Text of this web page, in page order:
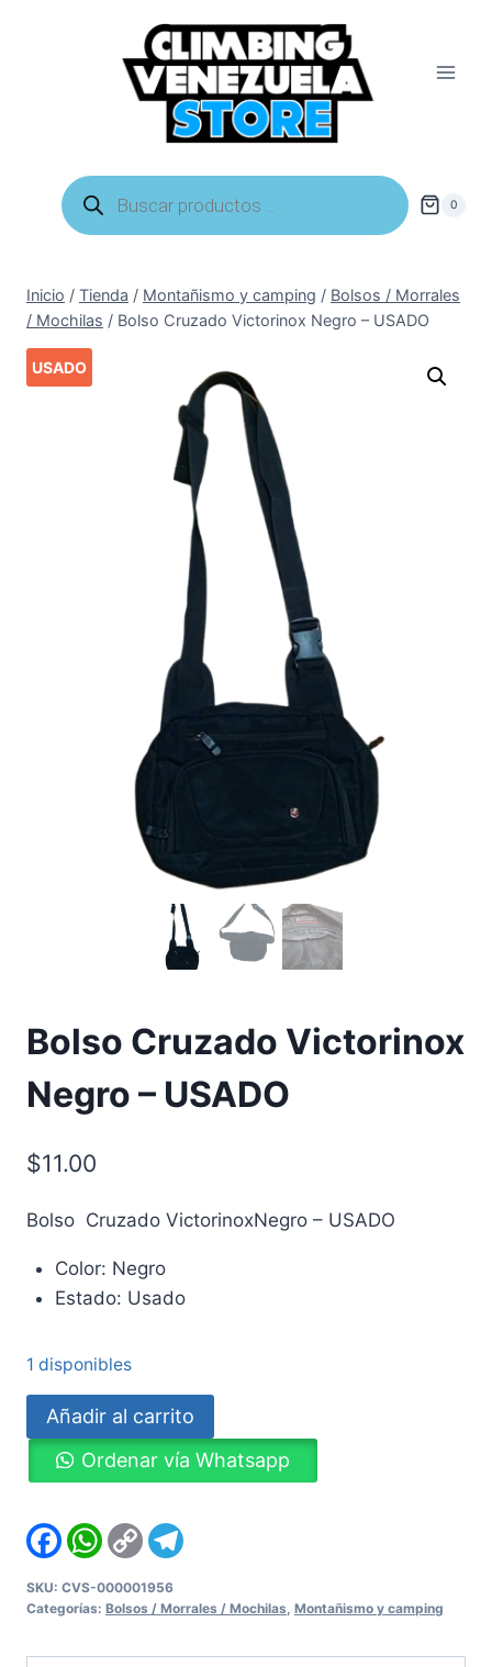
Búsqueda
de
productos
0
Inicio / Tienda / Montañismo y camping / Bolsos / Morrales
/ Mochilas / Bolso Cruzado Victorinox Negro – USADO
USADO
Bolso Cruzado Victorinox
Negro – USADO
$11.00
Bolso Cruzado VictorinoxNegro – USADO
Color: Negro
Estado: Usado
1 disponibles
Bolso
Cruzado
Victorinox
-
USADO
cantidad
Añadir al carrito
Ordenar vía Whatsapp
FacebookWhatsApp
Copy
Link
SKU: CVS-000001956
Categorías: Bolsos / Morrales / Mochilas, Montañismo y camping